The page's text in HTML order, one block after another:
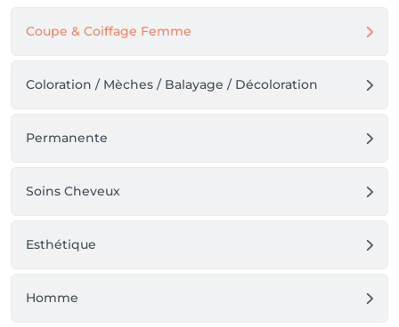
Coupe & Coiffage Femme
Coloration / Mèches / Balayage / Décoloration
Permanente
Soins Cheveux
Esthétique
Homme